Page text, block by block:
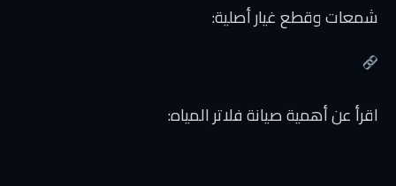
شمعات وقطع غيار أصلية:
اقرأ عن أهمية صيانة فلاتر المياه: